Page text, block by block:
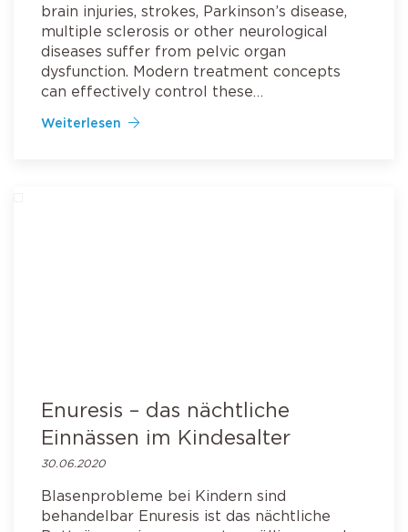
brain injuries, strokes, Parkinson’s disease,
multiple sclerosis or other neurological
diseases suffer from pelvic organ
dysfunction. Modern treatment concepts
can effectively control these…
Weiterlesen
Enuresis – das nächtliche
Einnässen im Kindesalter
30.06.2020
Blasenprobleme bei Kindern sind
behandelbar Enuresis ist das nächtliche